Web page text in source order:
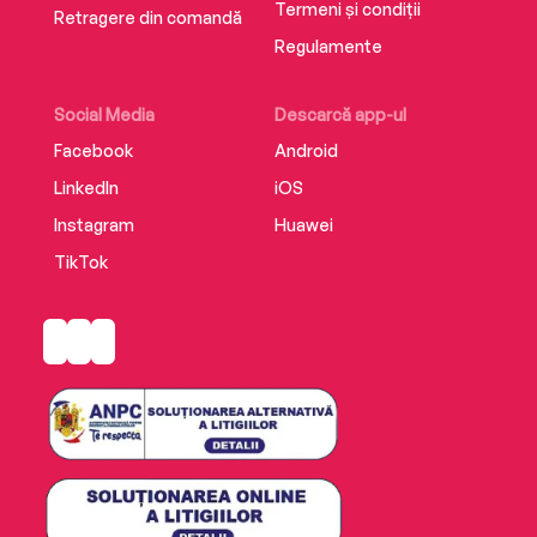
Retragere din comandă
Social Media
Facebook
LinkedIn
Instagram
TikTok
Descarcă app-ul
Android
iOS
Huawei
Termeni și condiții
Regulamente